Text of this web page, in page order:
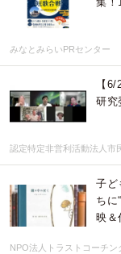
みなとみらいPRセンター
【
研究
認定特定非営利活動法人市
子ど
ちに
映＆
NPO法人トラストコーチ